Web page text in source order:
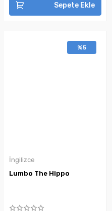
Sepete Ekle
%5
İngilizce
Lumbo The Hippo